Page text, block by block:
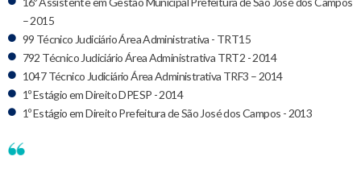
– 2015
99 Técnico Judiciário Área Administrativa - TRT15
792 Técnico Judiciário Área Administrativa TRT2 - 2014
1047 Técnico Judiciário Área Administrativa TRF3 – 2014
1º Estágio em Direito DPESP - 2014
1º Estágio em Direito Prefeitura de São José dos Campos - 2013